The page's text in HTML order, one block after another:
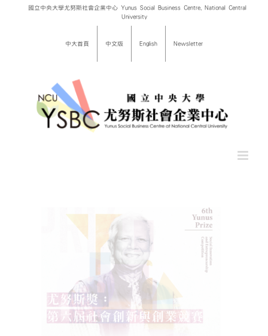
國立中央大學尤努斯社會企業中心 Yunus Social Business Centre, National Central
University
中大首頁 中文版 English Newsletter